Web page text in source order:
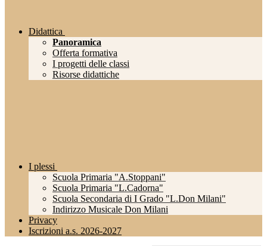
Didattica
Panoramica
Offerta formativa
I progetti delle classi
Risorse didattiche
I plessi
Scuola Primaria "A.Stoppani"
Scuola Primaria "L.Cadorna"
Scuola Secondaria di I Grado "L.Don Milani"
Indirizzo Musicale Don Milani
Privacy
Iscrizioni a.s. 2026-2027